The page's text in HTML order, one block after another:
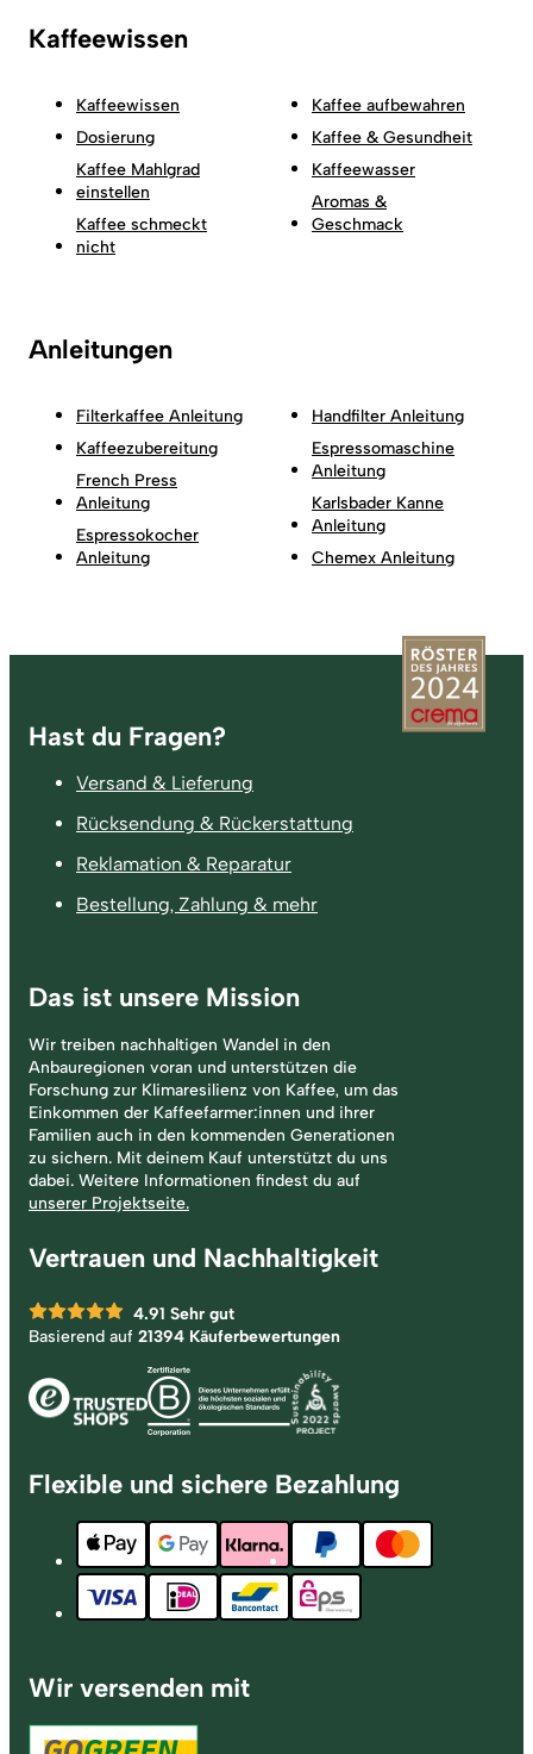
Kaffeewissen
Kaffeewissen
Dosierung
Kaffee Mahlgrad
einstellen
Kaffee schmeckt
nicht
Kaffee aufbewahren
Kaffee & Gesundheit
Kaffeewasser
Aromas &
Geschmack
Anleitungen
Filterkaffee Anleitung
Kaffeezubereitung
French Press
Anleitung
Espressokocher
Anleitung
Handfilter Anleitung
Espressomaschine
Anleitung
Karlsbader Kanne
Anleitung
Chemex Anleitung
Fußzeile
Hast du Fragen?
Versand & Lieferung
Rücksendung & Rückerstattung
Reklamation & Reparatur
Bestellung, Zahlung & mehr
Das ist unsere Mission
Wir treiben nachhaltigen Wandel in den
Anbauregionen voran und unterstützen die
Forschung zur Klimaresilienz von Kaffee, um das
Einkommen der Kaffeefarmer:innen und ihrer
Familien auch in den kommenden Generationen
zu sichern. Mit deinem Kauf unterstützt du uns
dabei. Weitere Informationen findest du auf
unserer Projektseite.
Vertrauen und Nachhaltigkeit
4.91 Sehr gut
Basierend auf 21394 Käuferbewertungen
Flexible und sichere Bezahlung
Wir versenden mit